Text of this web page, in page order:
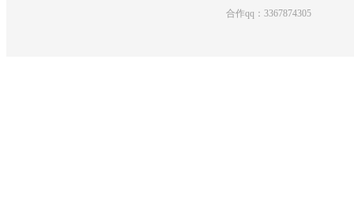
合作qq：3367874305